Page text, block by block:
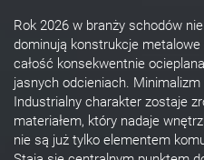
Rok 2026 w branży schodów
dominują konstrukcje
całość konsekwentnie
jasnych odcieniach.
Industrialny charakter zostaje
materiałem, który nadaje
nie są już tylko elementem